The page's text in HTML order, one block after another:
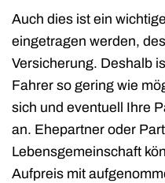
Auch dies ist ein
eingetragen werden,
Versicherung. Deshalb
Fahrer so gering wie
sich und eventuell Ihre
an. Ehepartner oder
Lebensgemeinschaft
Aufpreis mit